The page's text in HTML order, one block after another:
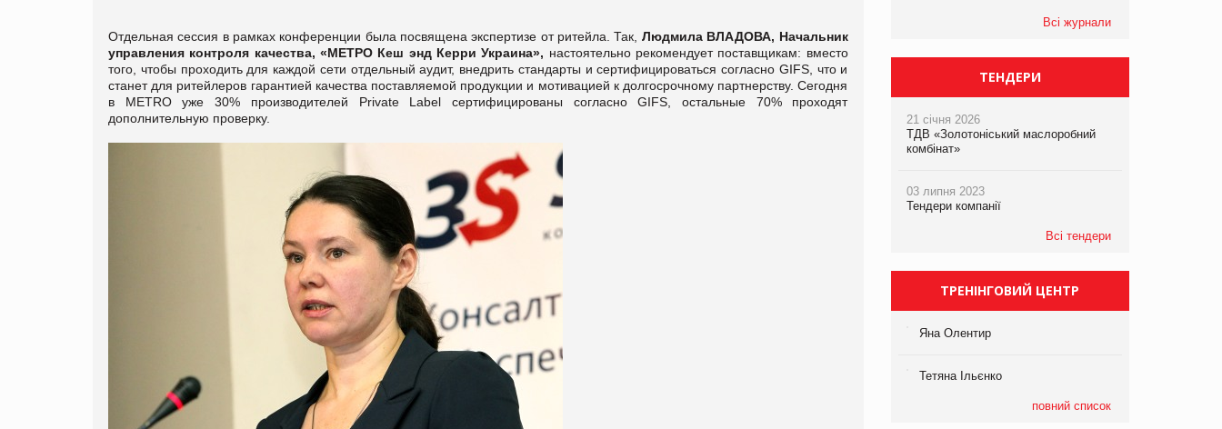
Отдельная сессия в рамках конференции была посвящена экспертизе от ритейла. Так, Людмила ВЛАДОВА, Начальник
управления контроля качества, «МЕТРО Кеш энд Керри Украина», настоятельно рекомендует поставщикам: вместо
того, чтобы проходить для каждой сети отдельный аудит, внедрить стандарты и сертифицироваться согласно GIFS, что и
станет для ритейлеров гарантией качества поставляемой продукции и мотивацией к долгосрочному партнерству. Сегодня
в METRO уже 30% производителей Private Label сертифицированы согласно GIFS, остальные 70% проходят
дополнительную проверку.
Всі журнали
ТЕНДЕРИ
21 січня 2026
ТДВ «Золотоніський маслоробний
комбінат»
03 липня 2023
Тендери компанії
Всі тендери
ТРЕНІНГОВИЙ ЦЕНТР
Яна Олентир
Тетяна Ільєнко
повний список